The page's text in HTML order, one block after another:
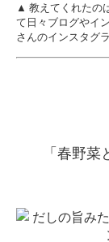
▲ 教えてくれたの
て日々ブログやイ
さんのインスタグ
「春野